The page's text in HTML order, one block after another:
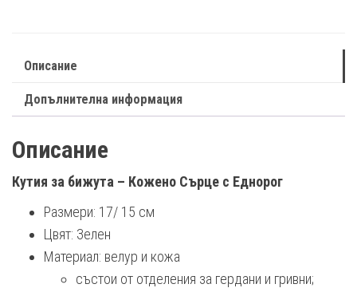
Описание
Допълнителна информация
Описание
Кутия за бижута – Кожено Сърце с Еднорог
Размери: 17/ 15 см
Цвят: Зелен
Материал: велур и кожа
състои от отделения за гердани и гривни;